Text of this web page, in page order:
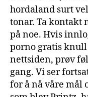
hordaland surt
tonar. Ta kontakt
på noe. Hvis
porno gratis
nettsiden, prøv
gang. Vi ser
for å nå våre mål